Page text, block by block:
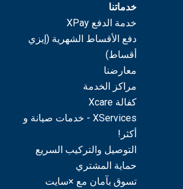
خدماتنا
خدمة الدفع XPay
دفع الأقساط الشهرية (إيزي
أقساط)
معارضنا
مراكز الخدمة
كفالة Xcare
XServices - خدمات صيانة و
أكثر!
التوصيل والتركيب السريع
حماية المشتري
تسوق بآمان مع ×سايت